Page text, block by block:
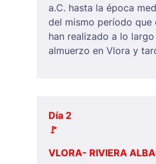
a.C. hasta la época
del mismo período que
han realizado a lo
almuerzo en Vlora y
Día 2
🚩
VLORA- RIVIERA